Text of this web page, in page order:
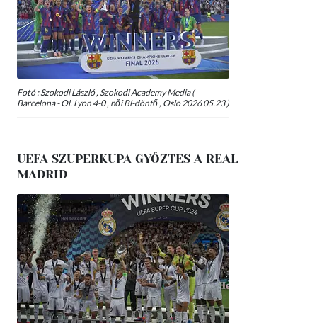
Fotó : Szokodi László , Szokodi Academy Media (
Barcelona - Ol. Lyon 4-0 , női Bl-döntő , Oslo 2026 05.23 )
UEFA SZUPERKUPA GYŐZTES A REAL
MADRID